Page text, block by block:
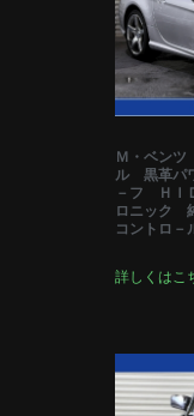
Ｍ・ベン
ル 黒革パ
－フ ＨＩ
ロニック
コントロ－
詳しくはこ